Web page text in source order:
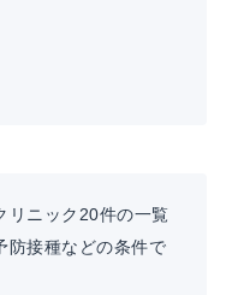
リニック20件の一覧
防接種などの条件で